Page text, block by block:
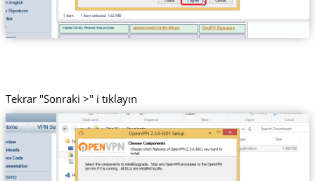
Tekrar "Sonraki >" i tıklayın